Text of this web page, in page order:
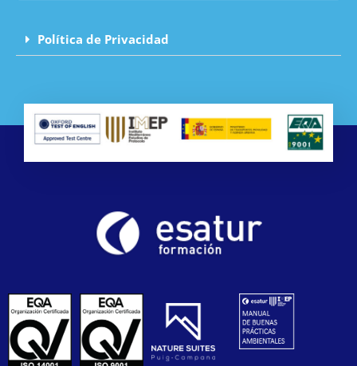
Política de Privacidad